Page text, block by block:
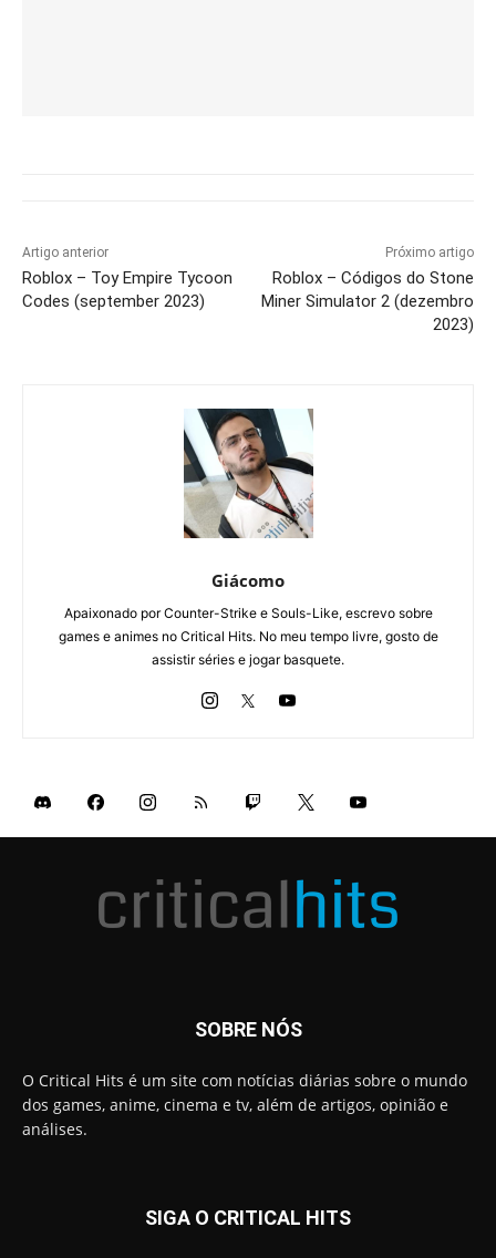
Artigo anterior
Roblox – Toy Empire Tycoon
Codes (september 2023)
Próximo artigo
Roblox – Códigos do Stone
Miner Simulator 2 (dezembro
2023)
Giácomo
Apaixonado por Counter-Strike e Souls-Like, escrevo sobre
games e animes no Critical Hits. No meu tempo livre, gosto de
assistir séries e jogar basquete.
SOBRE NÓS
O Critical Hits é um site com notícias diárias sobre o mundo
dos games, anime, cinema e tv, além de artigos, opinião e
análises.
SIGA O CRITICAL HITS